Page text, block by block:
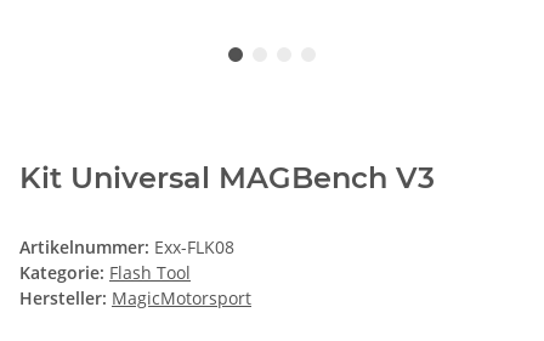
Kit Universal MAGBench V3
Artikelnummer: Exx-FLK08
Kategorie: Flash Tool
Hersteller: MagicMotorsport